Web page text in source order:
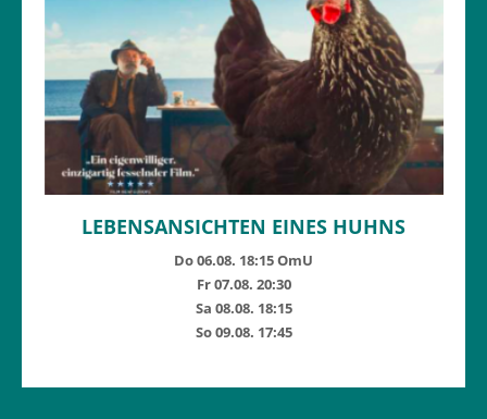
LEBENSANSICHTEN EINES HUHNS
Do 06.08. 18:15 OmU
Fr 07.08. 20:30
Sa 08.08. 18:15
So 09.08. 17:45